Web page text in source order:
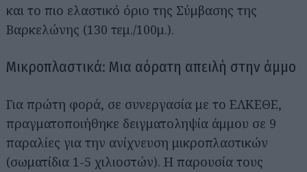
και το πιο ελαστικό όριο της Σύμβασης της
Βαρκελώνης (130 τεμ./100μ.).
Μικροπλαστικά: Μια αόρατη απειλή στην άμμο
Για πρώτη φορά, σε συνεργασία με το ΕΛΚΕΘΕ,
πραγματοποιήθηκε δειγματοληψία άμμου σε 9
παραλίες για την ανίχνευση μικροπλαστικών
(σωματίδια 1-5 χιλιοστών). Η παρουσία τους